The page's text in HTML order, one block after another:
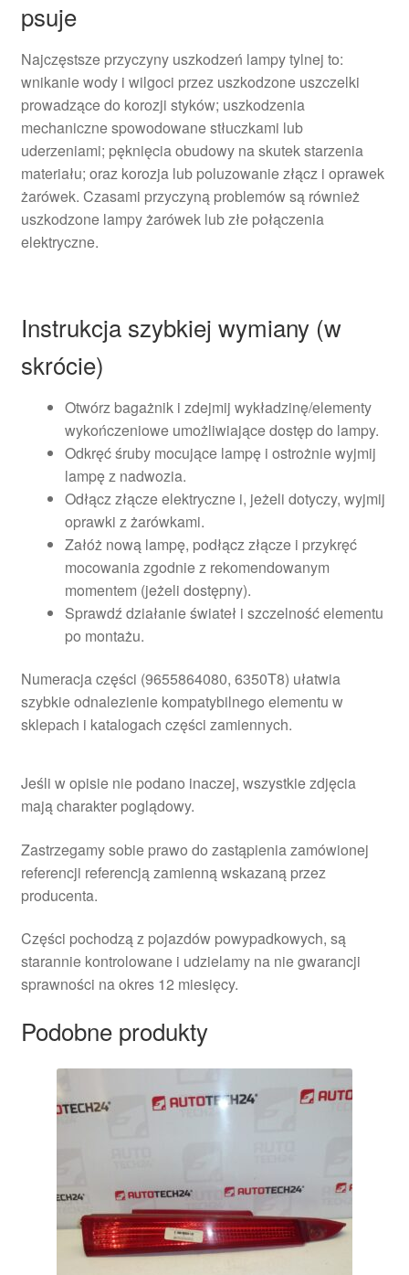
psuje
Najczęstsze przyczyny uszkodzeń lampy tylnej to:
wnikanie wody i wilgoci przez uszkodzone uszczelki
prowadzące do korozji styków; uszkodzenia
mechaniczne spowodowane stłuczkami lub
uderzeniami; pęknięcia obudowy na skutek starzenia
materiału; oraz korozja lub poluzowanie złącz i oprawek
żarówek. Czasami przyczyną problemów są również
uszkodzone lampy żarówek lub złe połączenia
elektryczne.
Instrukcja szybkiej wymiany (w
skrócie)
Otwórz bagażnik i zdejmij wykładzinę/elementy
wykończeniowe umożliwiające dostęp do lampy.
Odkręć śruby mocujące lampę i ostrożnie wyjmij
lampę z nadwozia.
Odłącz złącze elektryczne i, jeżeli dotyczy, wyjmij
oprawki z żarówkami.
Załóż nową lampę, podłącz złącze i przykręć
mocowania zgodnie z rekomendowanym
momentem (jeżeli dostępny).
Sprawdź działanie świateł i szczelność elementu
po montażu.
Numeracja części (9655864080, 6350T8) ułatwia
szybkie odnalezienie kompatybilnego elementu w
sklepach i katalogach części zamiennych.
Jeśli w opisie nie podano inaczej, wszystkie zdjęcia
mają charakter poglądowy.
Zastrzegamy sobie prawo do zastąpienia zamówionej
referencji referencją zamienną wskazaną przez
producenta.
Części pochodzą z pojazdów powypadkowych, są
starannie kontrolowane i udzielamy na nie gwarancji
sprawności na okres 12 miesięcy.
Podobne produkty